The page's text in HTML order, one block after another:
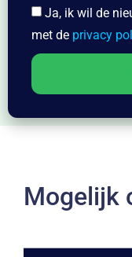
Ja, ik wil de
met de privacy
Mogelijk